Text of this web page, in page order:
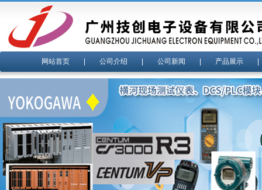
网站首页 公司介绍 公司新闻 产品展示